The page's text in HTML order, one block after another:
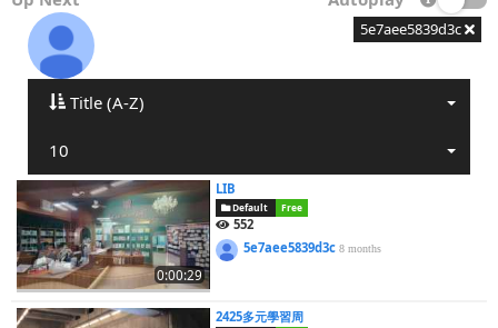
5e7aee5839d3c
Title (A-Z)
10
0:00:29
LIB
Default Free
552
5e7aee5839d3c8 months
2425多元學習周